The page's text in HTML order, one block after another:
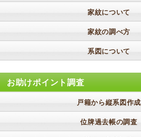
家紋について
家紋の調べ方
系図について
お助けポイント調査
戸籍から縦系図作成
位牌過去帳の調査